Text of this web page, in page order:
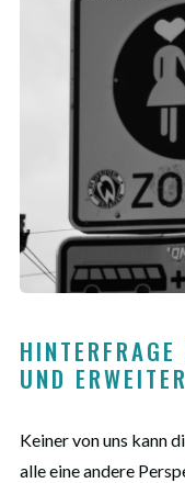
UND
Keiner von uns kann
alle eine andere